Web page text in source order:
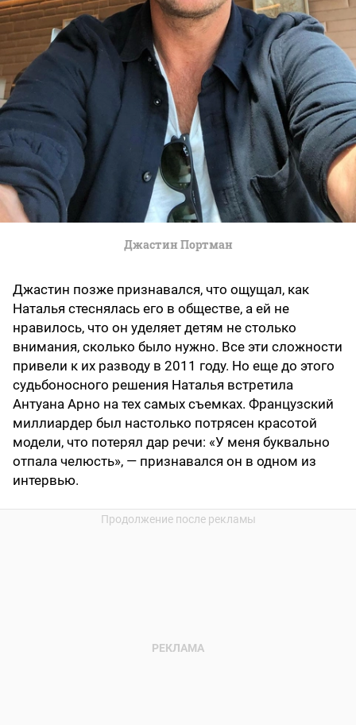
Джастин Портман
Джастин позже признавался, что ощущал, как
Наталья стеснялась его в обществе, а ей не
нравилось, что он уделяет детям не столько
внимания, сколько было нужно. Все эти сложности
привели к их разводу в 2011 году. Но еще до этого
судьбоносного решения Наталья встретила
Антуана Арно на тех самых съемках. Французский
миллиардер был настолько потрясен красотой
модели, что потерял дар речи: «У меня буквально
отпала челюсть», — признавался он в одном из
интервью.